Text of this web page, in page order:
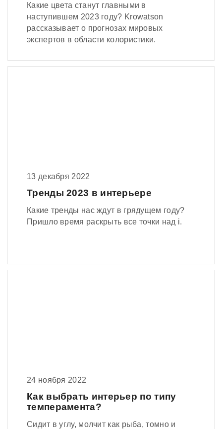
Какие цвета станут главными в
наступившем 2023 году? Krowatson
рассказывает о прогнозах мировых
экспертов в области колористики.
13 декабря 2022
Тренды 2023 в интерьере
Какие тренды нас ждут в грядущем году?
Пришло время раскрыть все точки над i.
24 ноября 2022
Как выбрать интерьер по типу
темперамента?
Сидит в углу, молчит как рыба, томно и